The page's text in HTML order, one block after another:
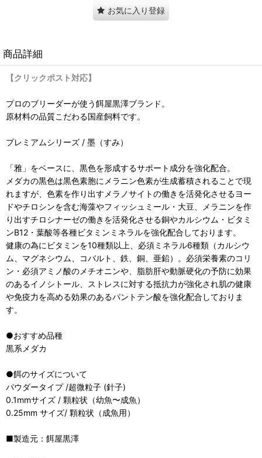
お気に入り登録
商品詳細
【クリックポスト対応】
プロのブリーダーが使う餌屋黒澤ブランド。
原材料の品質こだわる国産飼料です。
プレミアムシリーズ / 墨（すみ）
「雅」をベースに、黒色を形成するサポート成分を強化配合。
メダカの黒色は黒色素胞にメラニン色素が生成蓄積されることで現
れますが、色素を作り出すメラノサイトの働きを活発化させるヨー
ドやチロシンを含む海藻やフィッシュミール・大豆、メラニンを作
り出すチロシナーゼの働きを活発化させる銅やカルシウム・ビタミ
ンB12・葉酸等各種ビタミンミネラルを強化配合しております。
健康の為にビタミンを10種類以上、必須ミネラル6種類（カルシウ
ム、マグネシウム、コバルト、鉄、銅、亜鉛）。必須栄養素のコリ
ン・必須アミノ酸のメチオニンや、脂肪肝や動脈硬化の予防に効果
のあるイノシトール、ストレスに対する抵抗力が強化され肌の健康
や免疫力を高める効果のあるパントテン酸を強化配合しておりま
す。
●おすすめ品種
黒系メダカ
●餌のサイズについて
パウダータイプ /超微粒子 (針子)
0.1mmサイズ / 顆粒状（幼魚〜成魚）
0.25mm サイズ/ 顆粒状（成魚用）
■製造元：餌屋黒澤